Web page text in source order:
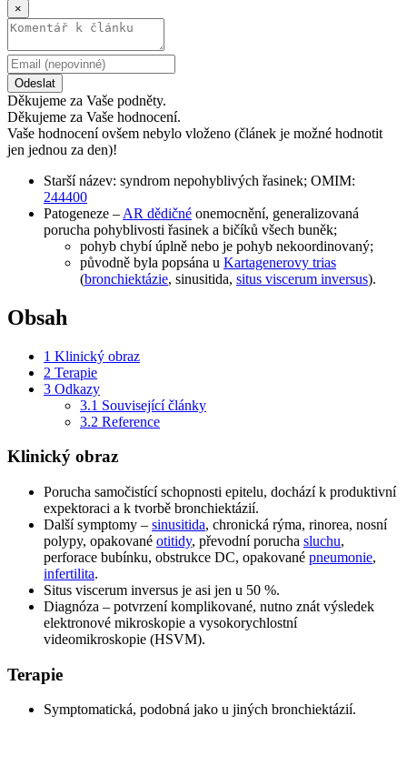
×
Odeslat
Děkujeme za Vaše podněty.
Děkujeme za Vaše hodnocení.
Vaše hodnocení ovšem nebylo vloženo (článek je možné hodnotit
jen jednou za den)!
Starší název: syndrom nepohyblivých řasinek; OMIM:
244400
Patogeneze – AR dědičné onemocnění, generalizovaná
porucha pohyblivosti řasinek a bičíků všech buněk;
pohyb chybí úplně nebo je pohyb nekoordinovaný;
původně byla popsána u Kartagenerovy trias
(bronchiektázie, sinusitida, situs viscerum inversus).
Obsah
1 Klinický obraz
2 Terapie
3 Odkazy
3.1 Související články
3.2 Reference
Klinický obraz
Porucha samočistící schopnosti epitelu, dochází k produktivní
expektoraci a k tvorbě bronchiektázií.
Další symptomy – sinusitida, chronická rýma, rinorea, nosní
polypy, opakované otitidy, převodní porucha sluchu,
perforace bubínku, obstrukce DC, opakované pneumonie,
infertilita.
Situs viscerum inversus je asi jen u 50 %.
Diagnóza – potvrzení komplikované, nutno znát výsledek
elektronové mikroskopie a vysokorychlostní
videomikroskopie (HSVM).
Terapie
Symptomatická, podobná jako u jiných bronchiektázií.